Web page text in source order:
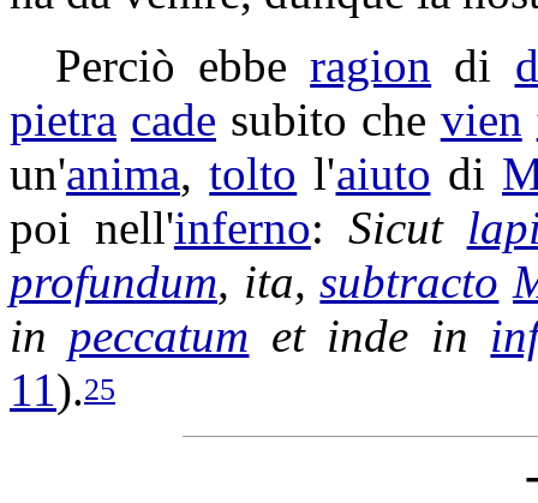
Perciò ebberagion di
pietra cade subito che vien
un'anima,tolto l'aiuto di
poi nell'inferno: Sicut
profundum, ita,subtracto
in peccatum et inde in
11).25